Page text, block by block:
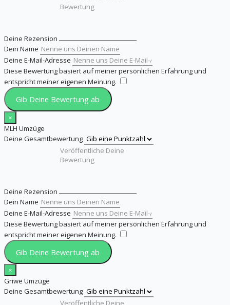
Deine Rezension
Dein Name
Deine E-Mail-Adresse
Diese Bewertung basiert auf meiner persönlichen Erfahrung und
entspricht meiner eigenen Meinung.
Gib Deine Bewertung ab
×
MLH Umzüge
Deine Gesamtbewertung
Deine Rezension
Dein Name
Deine E-Mail-Adresse
Diese Bewertung basiert auf meiner persönlichen Erfahrung und
entspricht meiner eigenen Meinung.
Gib Deine Bewertung ab
×
Griwe Umzüge
Deine Gesamtbewertung